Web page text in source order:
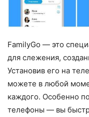
FamilyGo — это
для слежения,
Установив его на
можете в любой
каждого. Особенно
телефоны — вы